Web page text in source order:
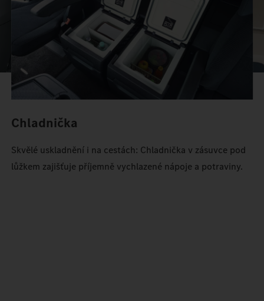
Chladnička
Skvělé uskladnění i na cestách: Chladnička v zásuvce pod
lůžkem zajišťuje příjemně vychlazené nápoje a potraviny.